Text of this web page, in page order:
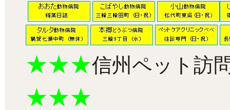
★★★信州ペット訪
★★★